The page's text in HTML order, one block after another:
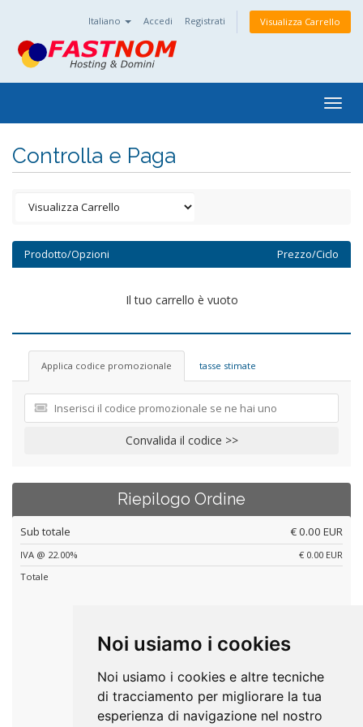
Noi usiamo i cookies
Noi usiamo i cookies e altre tecniche
di tracciamento per migliorare la tua
esperienza di navigazione nel nostro
Italiano Accedi Registrati Visualizza Carrello
Controlla e Paga
Prodotto/Opzioni Prezzo/Ciclo
Il tuo carrello è vuoto
Applica codice promozionale tasse stimate
Convalida il codice >>
Riepilogo Ordine
Sub totale € 0.00 EUR
IVA @ 22.00%
€ 0.00 EUR
Totale
Totale ordine al netto delle spese di gestione incassi
Checkout
Continua gli acquisti